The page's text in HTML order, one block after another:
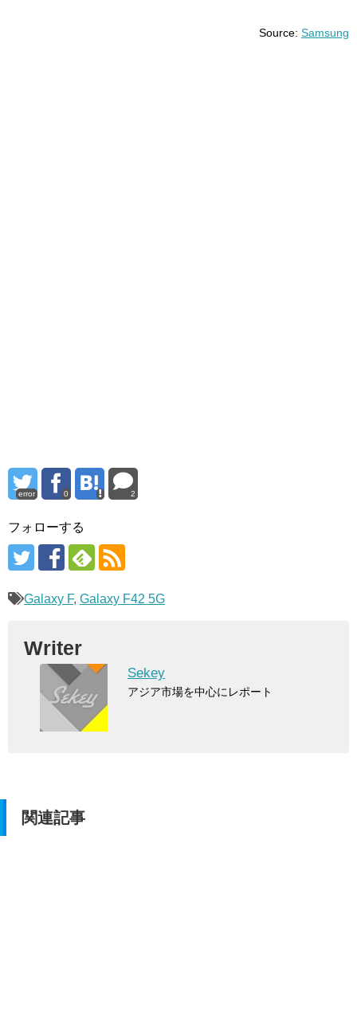
Source: Samsung
error 0 2
フォローする
Galaxy F, Galaxy F42 5G
Writer
Sekey
アジア市場を中心にレポート
関連記事